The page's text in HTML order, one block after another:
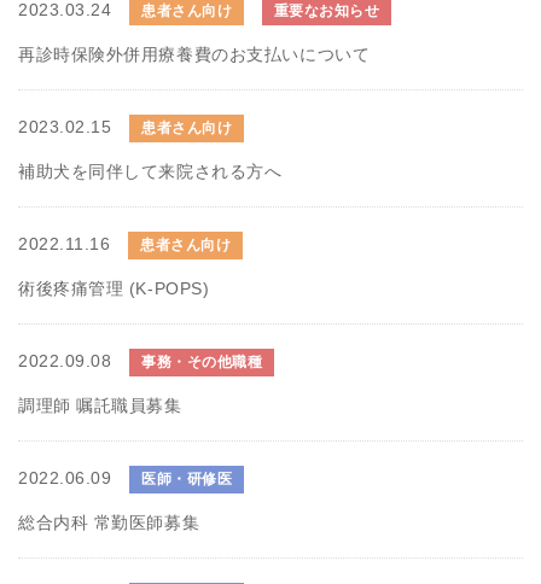
2023.03.24 患者さん向け 重要なお知らせ
再診時保険外併用療養費のお支払いについて
2023.02.15 患者さん向け
補助犬を同伴して来院される方へ
2022.11.16 患者さん向け
術後疼痛管理 (K-POPS)
2022.09.08 事務・その他職種
調理師 嘱託職員募集
2022.06.09 医師・研修医
総合内科 常勤医師募集